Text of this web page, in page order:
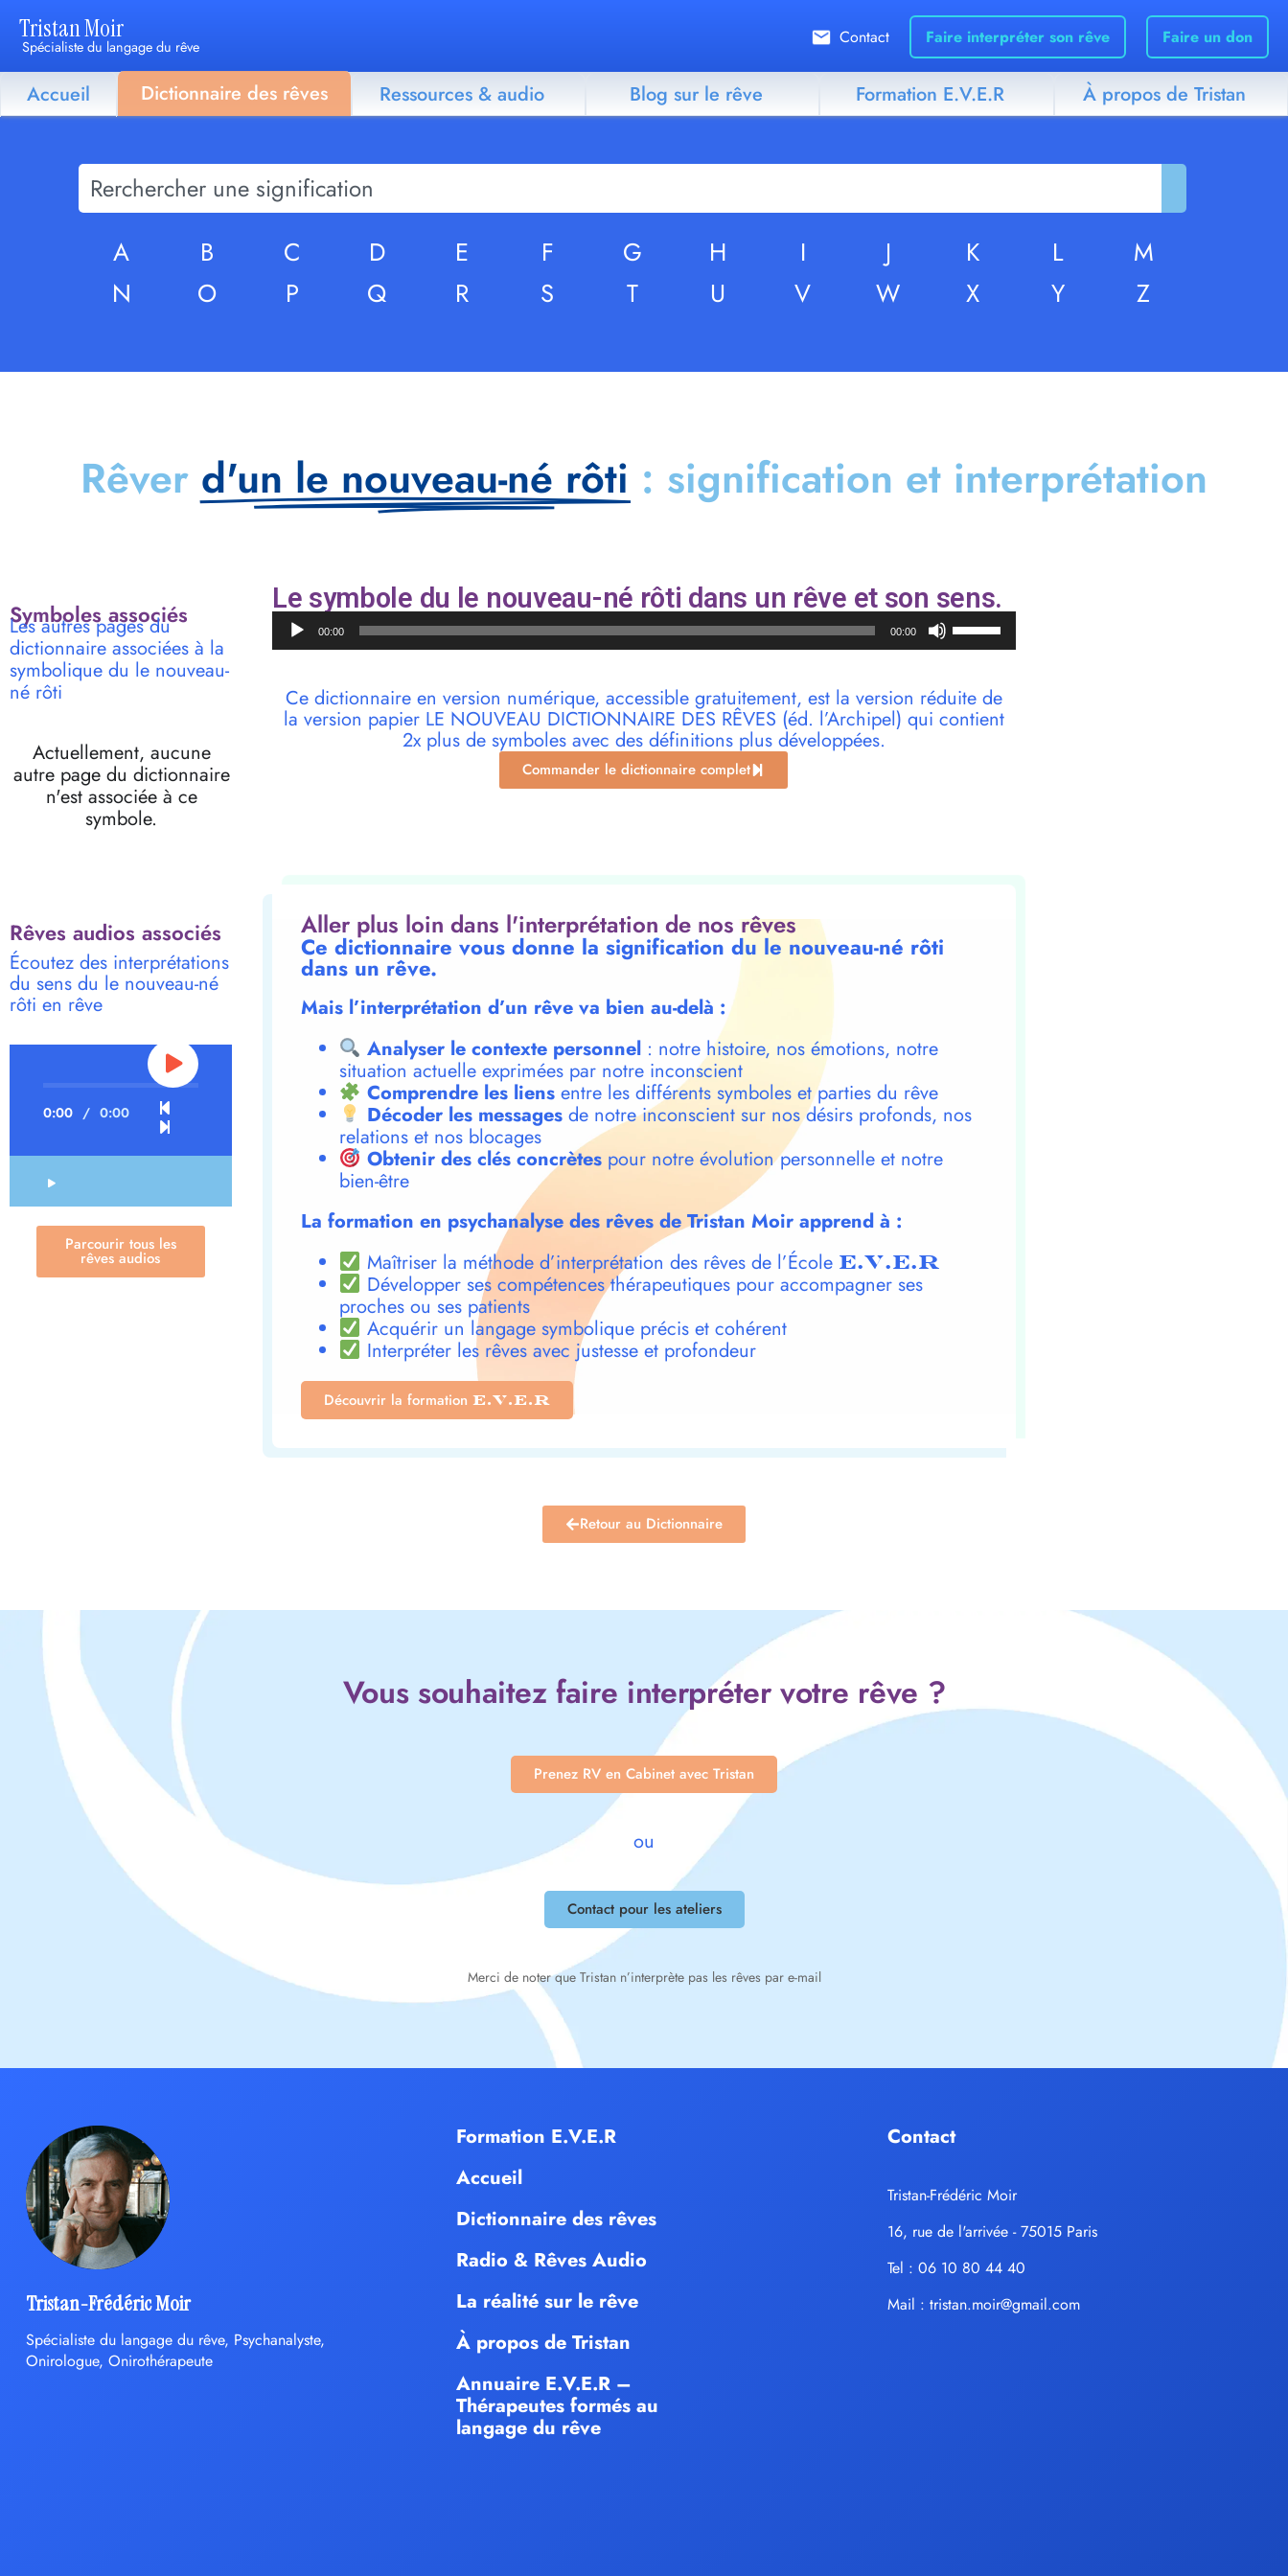
Tristan Moir
Spécialiste du langage du rêve Contact Faire interpréter son rêve Faire un don
Accueil Dictionnaire des rêves Ressources & audio Blog sur le rêve Formation E.V.E.R À propos de Tristan
A B C D E F G H I J K L
M
N
O P Q R S T U V W X Y Z
Rêver d'un le nouveau-né rôti : signification et interprétation
Symboles associés
Les autres pages du
dictionnaire associées à la
symbolique du le nouveau-
né rôti
Actuellement, aucune
autre page du dictionnaire
n'est associée à ce
symbole.
Rêves audios associés
Écoutez des interprétations
du sens du le nouveau-né
rôti en rêve
0:00 / 0:00
Parcourir tous les
rêves audios
Le symbole du le nouveau-né rôti dans un rêve et son sens.
Lecteur
audio00:00 00:00
haut/bas
pour
augmenter
Ce dictionnaire en version numérique, accessible gratuitement, est la version réduite de
la version papier LE NOUVEAU DICTIONNAIRE DES RÊVES (éd. l’Archipel) qui contient
2x plus de symboles avec des définitions plus développées.
Commander le dictionnaire complet
Aller plus loin dans l'interprétation de nos rêves
Ce dictionnaire vous donne la signification du le nouveau-né rôti
dans un rêve.
Mais l’interprétation d’un rêve va bien au-delà :
Analyser le contexte personnel: notre histoire, nos émotions, notre
situation actuelle exprimées par notre inconscient
Comprendre les liensentre les différents symboles et parties du rêve
Décoder les messagesde notre inconscient sur nos désirs profonds, nos
relations et nos blocages
Obtenir des clés concrètespour notre évolution personnelle et notre
bien-être
La formation en psychanalyse des rêves de Tristan Moir apprend à :
Maîtriser la méthode d’interprétation des rêves de l’École E.V.E.R
Développer ses compétences thérapeutiques pour accompagner ses
proches ou ses patients
Acquérir un langage symbolique précis et cohérent
Interpréter les rêves avec justesse et profondeur
Découvrir la formation E.V.E.R
Retour au Dictionnaire
Vous souhaitez faire interpréter votre rêve ?
Prenez RV en Cabinet avec Tristan
ou
Contact pour les ateliers
Merci de noter que Tristan n’interprète pas les rêves par e-mail
Tristan-Frédéric Moir
Spécialiste du langage du rêve, Psychanalyste,
Onirologue, Onirothérapeute
Formation E.V.E.R
Accueil
Dictionnaire des rêves
Radio & Rêves Audio
La réalité sur le rêve
À propos de Tristan
Annuaire E.V.E.R –
Thérapeutes formés au
langage du rêve
Contact
Tristan-Frédéric Moir
16, rue de l'arrivée - 75015 Paris
Tel : 06 10 80 44 40
Mail :tristan.moir@gmail.com